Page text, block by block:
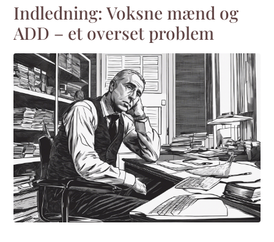
Indledning: Voksne mænd og
ADD – et overset problem